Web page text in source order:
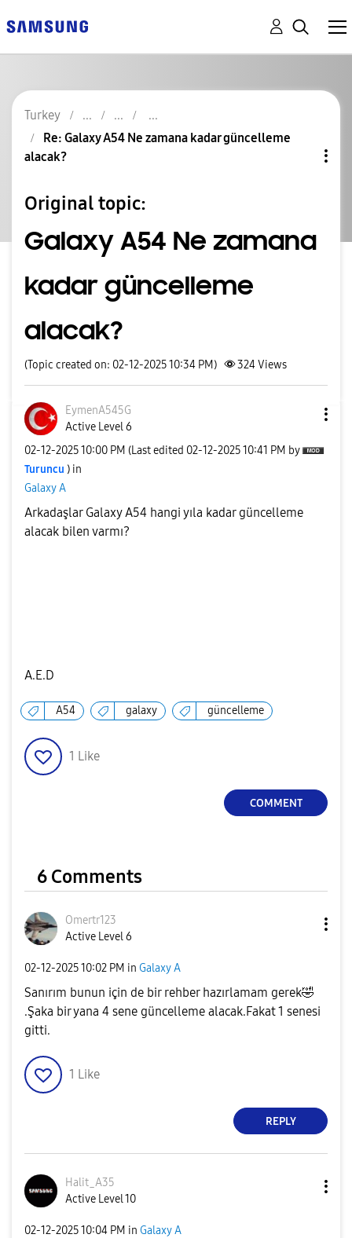
Turkey
Re: Galaxy A54 Ne zamana kadar güncelleme
alacak?
Original topic:
Galaxy A54 Ne zamana
kadar güncelleme
alacak?
(Topic created on: 02-12-2025 10:34 PM) 324Views
EymenA545G
Active Level 6
‎02-12-202510:00 PM (Last edited ‎02-12-202510:41 PM by
Turuncu ) in
Galaxy A
Arkadaşlar Galaxy A54 hangi yıla kadar güncelleme
alacak bilen varmı?
A.E.D
A54 galaxy güncelleme
1 Like
COMMENT
6 Comments
Omertr123
Active Level 6
‎02-12-202510:02 PM in Galaxy A
Sanırım bunun için de bir rehber hazırlamam gerek🤣
.Şaka bir yana 4 sene güncelleme alacak.Fakat 1 senesi
gitti.
1 Like
REPLY
Halit_A35
Active Level 10
‎02-12-202510:04 PM in Galaxy A